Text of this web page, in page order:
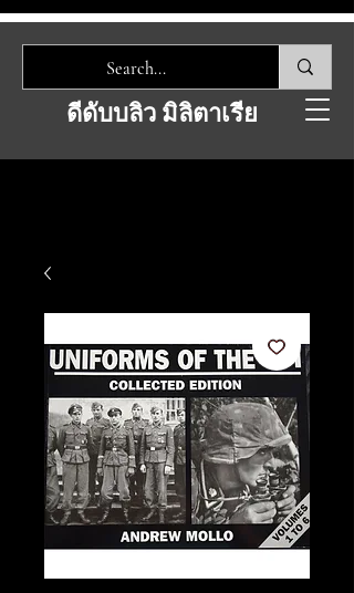
ดีดับบลิว มิลิตาเรีย